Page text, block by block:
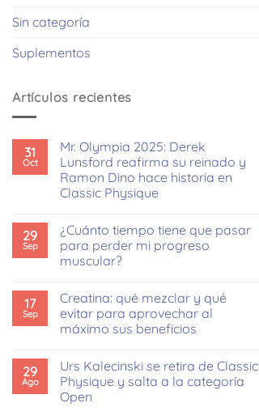
Sin categoría
Suplementos
Artículos recientes
31
Oct
Mr. Olympia 2025: Derek
Lunsford reafirma su reinado y
Ramon Dino hace historia en
Classic Physique
comentarios
en
Mr.
Olympia
Lunsford
reafirma
su
reinado
y
hace
historia
en
Classic
29
Sep
¿Cuánto tiempo tiene que pasar
para perder mi progreso
muscular?
comentarios
en
¿Cuánto
tiempo
pasar
para
perder
mi
progreso
17
Sep
Creatina: qué mezclar y qué
evitar para aprovechar al
máximo sus beneficios
comentarios
en
Creatina:
qué
29
Ago
Urs Kalecinski se retira de Classic
Physique y salta a la categoría
Open